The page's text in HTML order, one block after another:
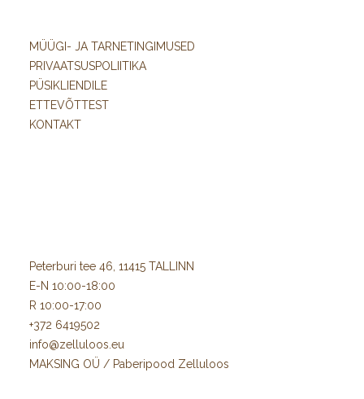
MÜÜGI- JA TARNETINGIMUSED
PRIVAATSUSPOLIITIKA
PÜSIKLIENDILE
ETTEVÕTTEST
KONTAKT
Peterburi tee 46, 11415 TALLINN
E-N 10:00-18:00
R 10:00-17:00
+372 6419502
info@zelluloos.eu
MAKSING OÜ / Paberipood Zelluloos